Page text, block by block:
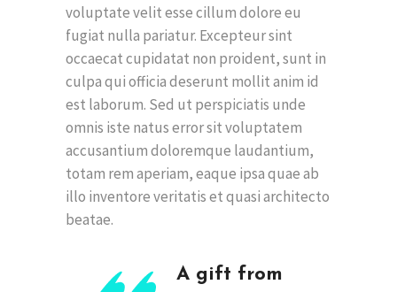
voluptate velit esse cillum dolore eu
fugiat nulla pariatur. Excepteur sint
occaecat cupidatat non proident, sunt in
culpa qui officia deserunt mollit anim id
est laborum. Sed ut perspiciatis unde
omnis iste natus error sit voluptatem
accusantium doloremque laudantium,
totam rem aperiam, eaque ipsa quae ab
illo inventore veritatis et quasi architecto
beatae.
A gift from